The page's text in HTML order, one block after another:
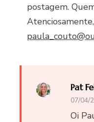
postagem.
Pat
07/04/
Oi